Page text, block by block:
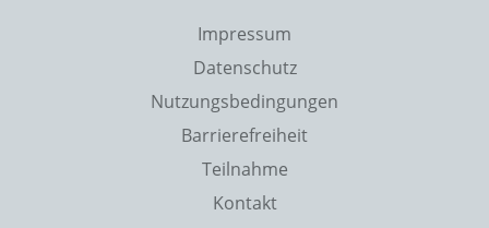
Impressum
Datenschutz
Nutzungsbedingungen
Barrierefreiheit
Teilnahme
Kontakt